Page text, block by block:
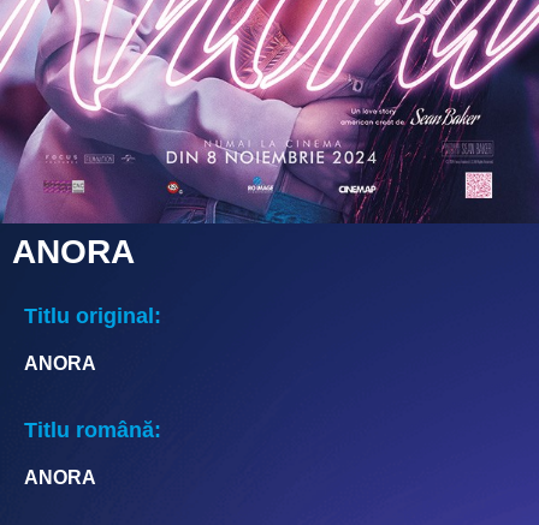
ANORA
Titlu original:
ANORA
Titlu română:
ANORA